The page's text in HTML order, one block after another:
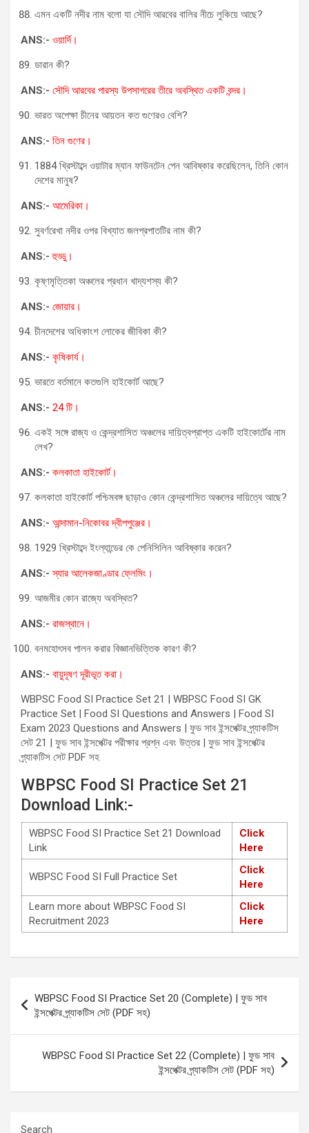
এমন একটি নদীর নাম বলো যা সৌদি আরবের বালির নীচে লুকিয়ে আছে?
ANS:- ওয়ার্দি।
ডারান কী?
ANS:- সৌদি আরবের পারস্য উপসাগরের তীরে অবস্থিত একটি বন্দর।
ভারত অপেক্ষা চীনের আয়তন কত গুণেরও বেশি?
ANS:- তিন গুণের।
1884 খ্রিস্টাব্দে ওয়াটার ম্যান ফাউনটেন পেন আবিষ্কার করেছিলেন, তিনি কোন
দেশের মানুষ?
ANS:- আমেরিকা।
সুবর্ণরেখা নদীর ওপর বিখ্যাত জলপ্রপাতটির নাম কী?
ANS:- হুড্ডু।
কৃষ্ণমৃত্তিকা অঞ্চলের প্রধান খাদ্যশস্য কী?
ANS:- জোয়ার।
চীনদেশের অধিকাংশ লোকের জীবিকা কী?
ANS:- কৃষিকাৰ্য।
ভারতে বর্তমানে কতগুলি হাইকোর্ট আছে?
ANS:- 24 টি।
একই সঙ্গে রাজ্য ও কেন্দ্রশাসিত অঞ্চলের দায়িত্বপ্রাপ্ত একটি হাইকোর্টের নাম
লেখ?
ANS:- কলকাতা হাইকোর্ট।
কলকাতা হাইকোর্ট পশ্চিমবঙ্গ ছাড়াও কোন কেন্দ্রশাসিত অঞ্চলের দায়িত্বে আছে?
ANS:- আন্দামান-নিকোবর দ্বীপপুঞ্জের।
1929 খ্রিস্টাব্দে ইংল্যান্ডের কে পেনিসিলিন আবিষ্কার করেন?
ANS:- স্যার আলেকজাণ্ডার ফ্লেমিং।
আজমীর কোন রাজ্যে অবস্থিত?
ANS:- রাজস্থানে।
বনমহোৎসব পালন করার বিজ্ঞানভিত্তিক কারণ কী?
ANS:- বায়ুদূষণ দূরীভূত করা।
WBPSC Food SI Practice Set 21 | WBPSC Food SI GK
Practice Set | Food SI Questions and Answers | Food SI
Exam 2023 Questions and Answers | ফুড সাব ইন্সপেক্টর প্র্যাকটিস
সেট 21 | ফুড সাব ইন্সপেক্টর পরীক্ষার প্রশ্ন এবং উত্তর | ফুড সাব ইন্সপেক্টর
প্র্যাকটিস সেট PDF সহ
WBPSC Food SI Practice Set 21
Download Link:-
WBPSC Food SI Practice Set 21 Download
Link
Click
Here
WBPSC Food SI Full Practice Set
Click
Here
Learn more about WBPSC Food SI
Recruitment 2023
Click
Here
navigation
WBPSC Food SI Practice Set 20 (Complete) | ফুড সাব
ইন্সপেক্টর প্র্যাকটিস সেট (PDF সহ)
WBPSC Food SI Practice Set 22 (Complete) | ফুড সাব
ইন্সপেক্টর প্র্যাকটিস সেট (PDF সহ)
Search